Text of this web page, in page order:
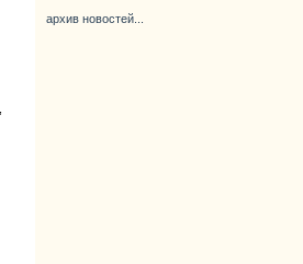
архив новостей...